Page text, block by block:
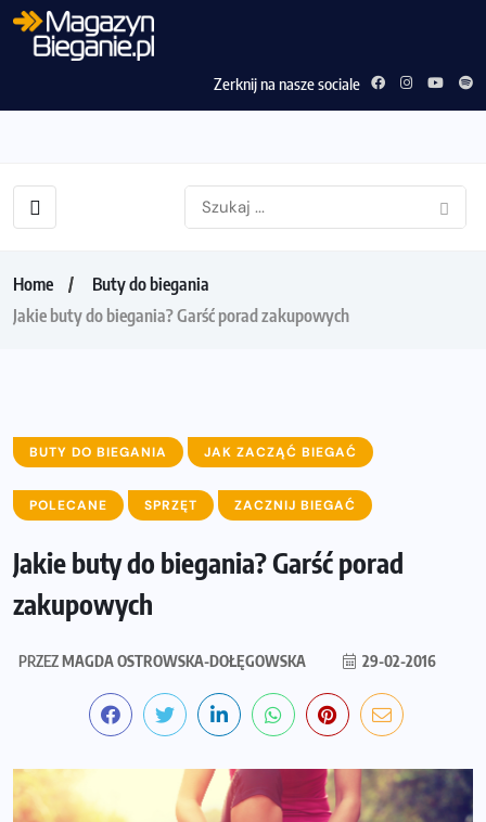
Zerknij na nasze sociale
Home
Buty do biegania
Jakie buty do biegania? Garść porad zakupowych
BUTY DO BIEGANIA JAK ZACZĄĆ BIEGAĆ
POLECANE SPRZĘT ZACZNIJ BIEGAĆ
Jakie buty do biegania? Garść porad
zakupowych
PRZEZMAGDA OSTROWSKA-DOŁĘGOWSKA 29-02-2016